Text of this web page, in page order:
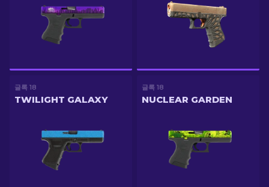
글록 18
TWILIGHT GALAXY
글록 18
NUCLEAR GARDEN